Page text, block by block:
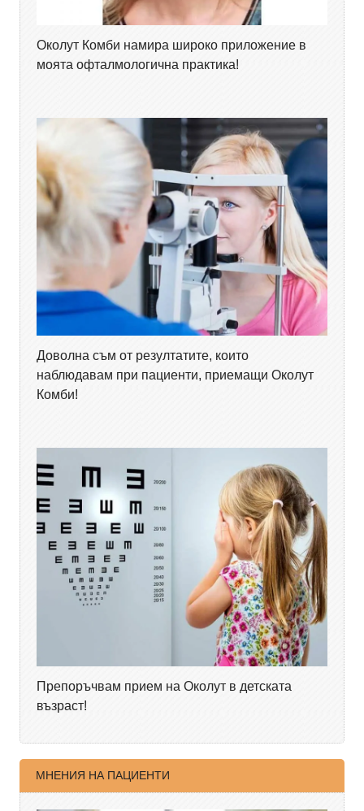
Околут Комби намира широко приложение в
моята офталмологична практика!
Доволна съм от резултатите, които
наблюдавам при пациенти, приемащи Околут
Комби!
Препоръчвам прием на Околут в детската
възраст!
МНЕНИЯ НА ПАЦИЕНТИ